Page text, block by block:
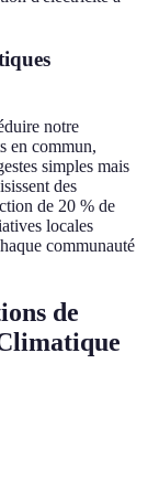
notre
en commun,
simples mais
des
de 20 % de
locales
communauté
de